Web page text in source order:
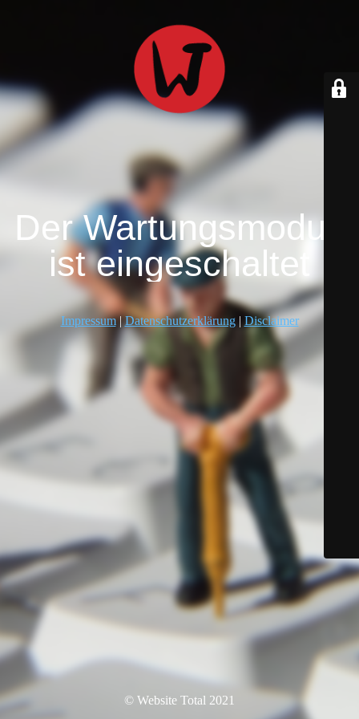
Der Wartungsmodus
ist eingeschaltet
Impressum|Datenschutzerklärung| Disclaimer
© Website Total 2021